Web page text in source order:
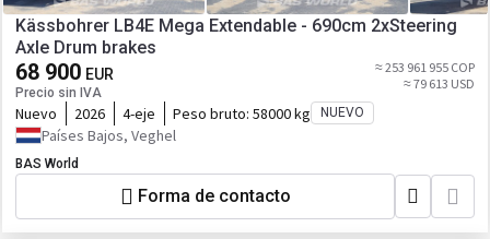
Kässbohrer LB4E Mega Extendable - 690cm 2xSteering
Axle Drum brakes
68 900 EUR
Precio sin IVA
≈ 253 961 955 COP
≈ 79 613 USD
Nuevo 2026 4-eje Peso bruto: 58000 kg NUEVO
Países Bajos, Veghel
BAS World
Forma de contacto